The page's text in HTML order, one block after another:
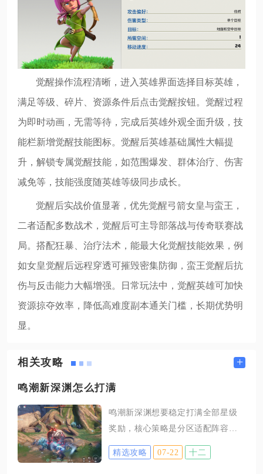
觉醒操作流程清晰，进入英雄界面选择目标英雄，
满足等级、碎片、资源条件后点击觉醒按钮。觉醒过程
为即时动画，无需等待，完成后英雄外观全面升级，技
能栏新增觉醒技能图标。觉醒后英雄基础属性大幅提
升，解锁专属觉醒技能，如范围爆发、群体治疗、伤害
减免等，技能强度随英雄等级同步成长。
觉醒后实战价值显著，优先觉醒弓箭女皇与蛮王，
二者适配多数战术，觉醒后可主导部落战与传奇联赛战
局。搭配狂暴、治疗法术，能最大化觉醒技能效果，例
如女皇觉醒后远程穿透可摧毁密集防御，蛮王觉醒后抗
伤与反击能力大幅增强。日常玩法中，觉醒英雄可加快
资源掠夺效率，降低高难度副本通关门槛，长期优势明
显。
相关攻略 +
鸣潮新深渊怎么打满
鸣潮新深渊想要稳定打满全部星级
奖励，核心策略是分区适配阵容、
精细化分配角色疲劳值、严格贴合
每层环境buff规划输出循环，同时针
精选攻略 07-22 十二